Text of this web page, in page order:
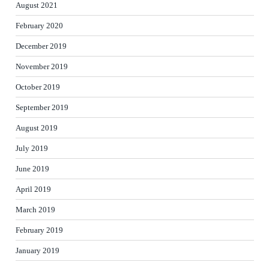
August 2021
February 2020
December 2019
November 2019
October 2019
September 2019
August 2019
July 2019
June 2019
April 2019
March 2019
February 2019
January 2019